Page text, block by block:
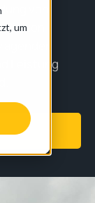
um
von
von
Leistung